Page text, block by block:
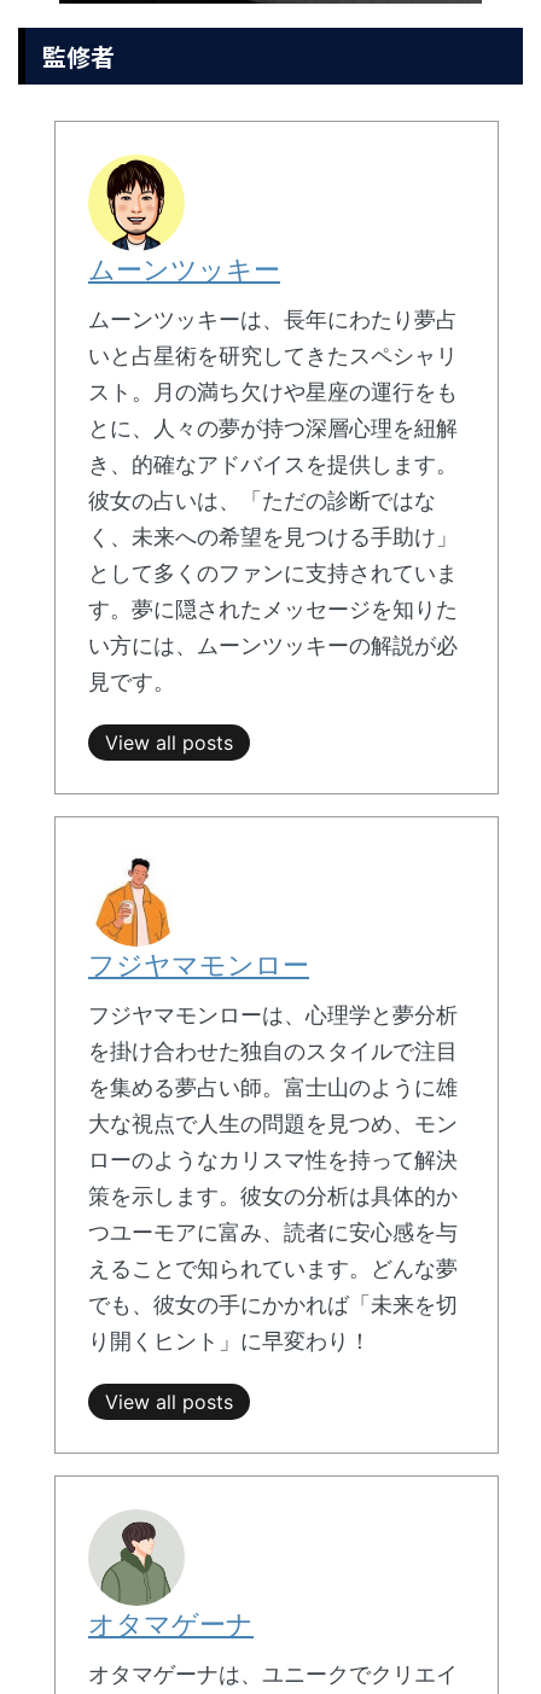
監修者
ムーンツッキー
ムーンツッキーは、長年にわたり夢占
いと占星術を研究してきたスペシャリ
スト。月の満ち欠けや星座の運行をも
とに、人々の夢が持つ深層心理を紐解
き、的確なアドバイスを提供します。
彼女の占いは、「ただの診断ではな
く、未来への希望を見つける手助け」
として多くのファンに支持されていま
す。夢に隠されたメッセージを知りた
い方には、ムーンツッキーの解説が必
見です。
View all posts
フジヤマモンロー
フジヤマモンローは、心理学と夢分析
を掛け合わせた独自のスタイルで注目
を集める夢占い師。富士山のように雄
大な視点で人生の問題を見つめ、モン
ローのようなカリスマ性を持って解決
策を示します。彼女の分析は具体的か
つユーモアに富み、読者に安心感を与
えることで知られています。どんな夢
でも、彼女の手にかかれば「未来を切
り開くヒント」に早変わり！
View all posts
オタマゲーナ
オタマゲーナは、ユニークでクリエイ